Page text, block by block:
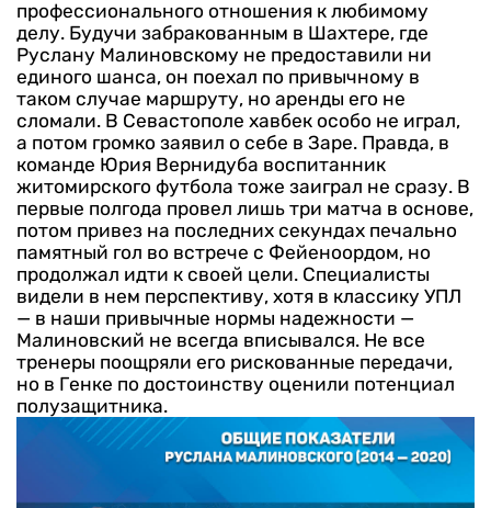
профессионального отношения к любимому
делу. Будучи забракованным в Шахтере, где
Руслану Малиновскому не предоставили ни
единого шанса, он поехал по привычному в
таком случае маршруту, но аренды его не
сломали. В Севастополе хавбек особо не играл,
а потом громко заявил о себе в Заре. Правда, в
команде Юрия Вернидуба воспитанник
житомирского футбола тоже заиграл не сразу. В
первые полгода провел лишь три матча в основе,
потом привез на последних секундах печально
памятный гол во встрече с Фейеноордом, но
продолжал идти к своей цели. Специалисты
видели в нем перспективу, хотя в классику УПЛ
— в наши привычные нормы надежности —
Малиновский не всегда вписывался. Не все
тренеры поощряли его рискованные передачи,
но в Генке по достоинству оценили потенциал
полузащитника.